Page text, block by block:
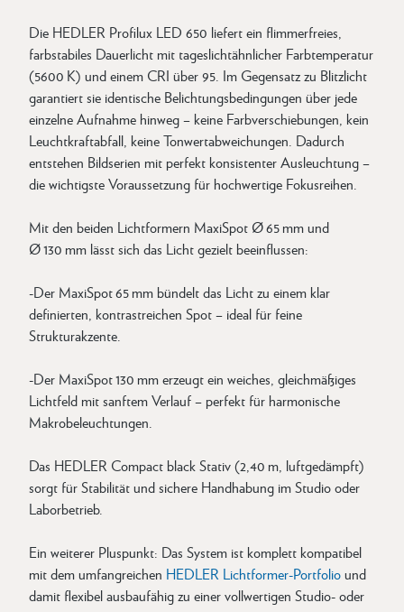
Die HEDLER Profilux LED 650 liefert ein flimmerfreies,
farbstabiles Dauerlicht mit tageslichtähnlicher Farbtemperatur
(5600 K) und einem CRI über 95. Im Gegensatz zu Blitzlicht
garantiert sie identische Belichtungsbedingungen über jede
einzelne Aufnahme hinweg – keine Farbverschiebungen, kein
Leuchtkraftabfall, keine Tonwertabweichungen. Dadurch
entstehen Bildserien mit perfekt konsistenter Ausleuchtung –
die wichtigste Voraussetzung für hochwertige Fokusreihen.
Mit den beiden Lichtformern MaxiSpot Ø 65 mm und
Ø 130 mm lässt sich das Licht gezielt beeinflussen:
-Der MaxiSpot 65 mm bündelt das Licht zu einem klar
definierten, kontrastreichen Spot – ideal für feine
Strukturakzente.
-Der MaxiSpot 130 mm erzeugt ein weiches, gleichmäßiges
Lichtfeld mit sanftem Verlauf – perfekt für harmonische
Makrobeleuchtungen.
Das HEDLER Compact black Stativ (2,40 m, luftgedämpft)
sorgt für Stabilität und sichere Handhabung im Studio oder
Laborbetrieb.
Ein weiterer Pluspunkt: Das System ist komplett kompatibel
mit dem umfangreichen HEDLER Lichtformer-Portfoliound
damit flexibel ausbaufähig zu einer vollwertigen Studio- oder